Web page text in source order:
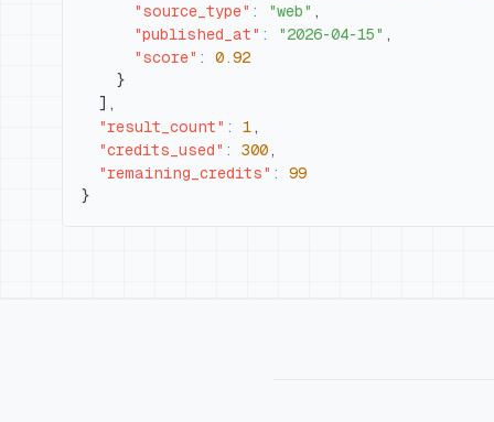
"source_type" : "web" ,
"published_at" : "2026-04-15" ,
"score" :
0.92
}
] ,
"result_count" : 1 ,
"credits_used" : 300 ,
"remaining_credits" :
99
}